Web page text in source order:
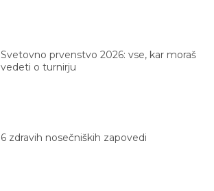
Svetovno prvenstvo 2026: vse, kar moraš
vedeti o turnirju
6 zdravih nosečniških zapovedi